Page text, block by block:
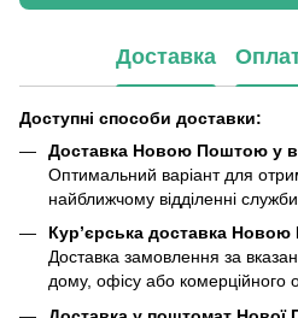
Доставка
Доступні способи доставки:
Доставка Новою Поштою у
Оптимальний варіант для
найближчому відділенні служби
Кур’єрська доставка
Доставка замовлення за
дому, офісу або комерційного